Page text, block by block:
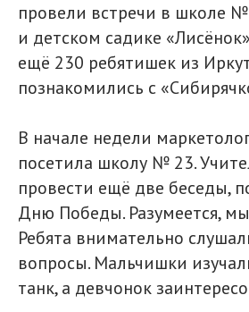
провели встречи в школе
и детском садике
ещё 230 ребятишек из
познакомились с
В начале недели
посетила школу № 23.
провести ещё две беседы,
Дню Победы. Разумеется, мы
Ребята внимательно
вопросы. Мальчишки
танк, а девчонок